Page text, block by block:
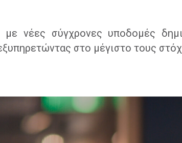
με νέες σύγχρονες υποδομές
στο μέγιστο τους